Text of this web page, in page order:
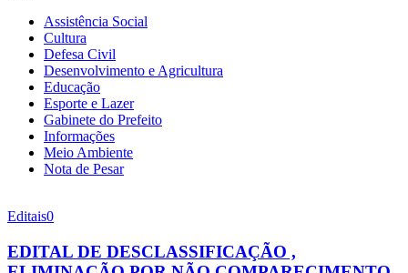
Assistência Social
Cultura
Defesa Civil
Desenvolvimento e Agricultura
Educação
Esporte e Lazer
Gabinete do Prefeito
Informações
Meio Ambiente
Nota de Pesar
Editais0
EDITAL DE DESCLASSIFICAÇÃO ,